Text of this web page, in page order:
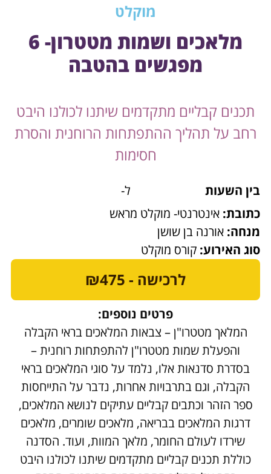
מוקלט
מלאכים ושמות מטטרון- 6
מפגשים בהטבה
תכנים קבליים מתקדמים שיתנו לכולנו היבט
רחב על תהליך ההתפתחות הרוחנית והסרת
חסימות
פרטים נוספים:
המלאך מטטרו"ן – צבאות המלאכים בראי הקבלה
והפעלת שמות מטטרו"ן להתפתחות רוחנית –
בסדרת סדנאות אלו, נלמד על סוגי המלאכים בראי
הקבלה, וגם בתרבויות אחרות, נדבר על התייחסות
ספר הזהר וכתבים קבליים עתיקים לנושא המלאכים,
דרגות המלאכים בבריאה, מלאכים שומרים, מלאכים
שירדו לעולם החומר, מלאך המוות, ועוד. הסדנה
כוללת תכנים קבליים מתקדמים שיתנו לכולנו היבט
בין השעות
ל-
כתובת: אינטרנטי- מוקלט מראש
מנחה: אורנה בן שושן
סוג האירוע: קורס מוקלט
לרכישה - ₪475